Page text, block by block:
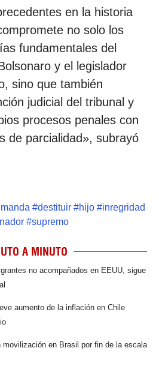
en la historia
no solo los
fundamentales del
y el legislador
sino que también
judicial del tribunal y
procesos penales con
de parcialidad», subrayó
#destituir #hijo #inregridad
#supremo
A MINUTO
no acompañados en EEUU, sigue
aumento de la inflación en Chile
movilización en Brasil por fin de la escala